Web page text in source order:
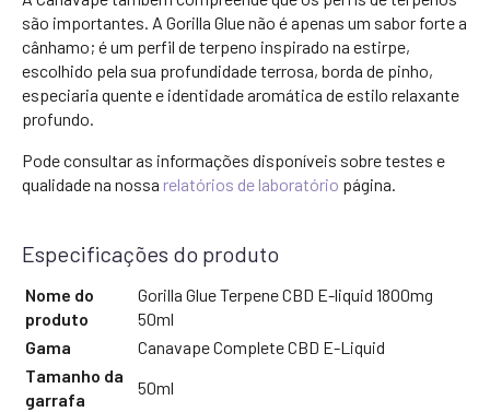
são importantes. A Gorilla Glue não é apenas um sabor forte a
cânhamo; é um perfil de terpeno inspirado na estirpe,
escolhido pela sua profundidade terrosa, borda de pinho,
especiaria quente e identidade aromática de estilo relaxante
profundo.
Pode consultar as informações disponíveis sobre testes e
qualidade na nossa relatórios de laboratório página.
Especificações do produto
Nome do
produto
Gorilla Glue Terpene CBD E-liquid 1800mg
50ml
Gama
Canavape Complete CBD E-Liquid
Tamanho da
garrafa
50ml